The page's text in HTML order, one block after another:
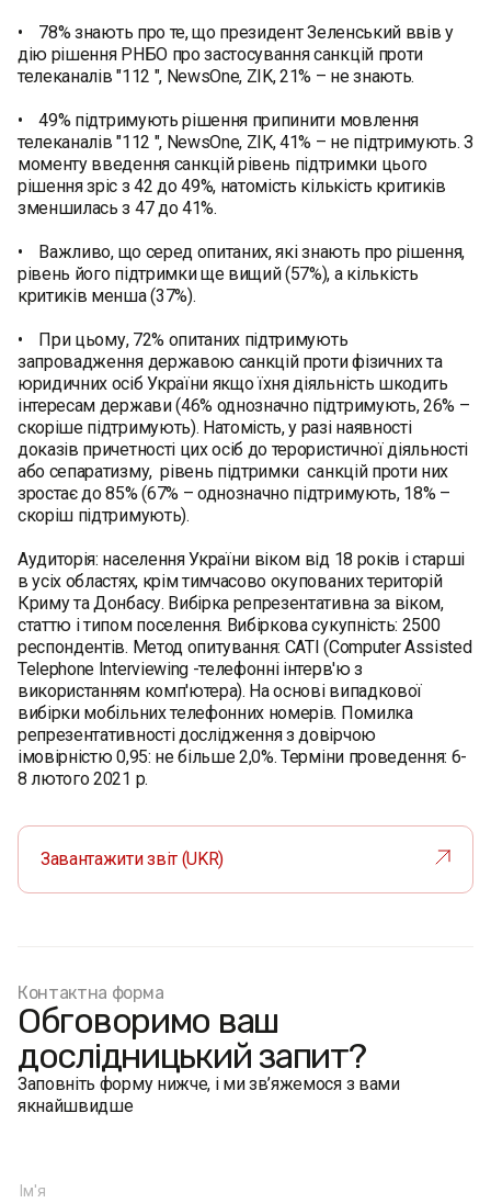
• 78% знають про те, що президент Зеленський ввів у
дію рішення РНБО про застосування санкцій проти
телеканалів "112 ", NewsOne, ZIK, 21% – не знають.
• 49% підтримують рішення припинити мовлення
телеканалів "112 ", NewsOne, ZIK, 41% – не підтримують. З
моменту введення санкцій рівень підтримки цього
рішення зріс з 42 до 49%, натомість кількість критиків
зменшилась з 47 до 41%.
• Важливо, що серед опитаних, які знають про рішення,
рівень його підтримки ще вищий (57%), а кількість
критиків менша (37%).
• При цьому, 72% опитаних підтримують
запровадження державою санкцій проти фізичних та
юридичних осіб України якщо їхня діяльність шкодить
інтересам держави (46% однозначно підтримують, 26% –
скоріше підтримують). Натомість, у разі наявності
доказів причетності цих осіб до терористичної діяльності
або сепаратизму, рівень підтримки санкцій проти них
зростає до 85% (67% – однозначно підтримують, 18% –
скоріш підтримують).
Аудиторія: населення України віком від 18 років і старші
в усіх областях, крім тимчасово окупованих територій
Криму та Донбасу. Вибірка репрезентативна за віком,
статтю і типом поселення. Вибіркова сукупність: 2500
респондентів. Метод опитування: CATI (Computer Assisted
Telephone Interviewing -телефонні інтерв'ю з
використанням комп'ютера). На основі випадкової
вибірки мобільних телефонних номерів. Помилка
репрезентативності дослідження з довірчою
імовірністю 0,95: не більше 2,0%. Терміни проведення: 6-
8 лютого 2021 р.
Завантажити звіт (UKR)
Контактна форма
Обговоримо ваш
дослідницький запит?
Заповніть форму нижче, і ми зв’яжемося з вами
якнайшвидше